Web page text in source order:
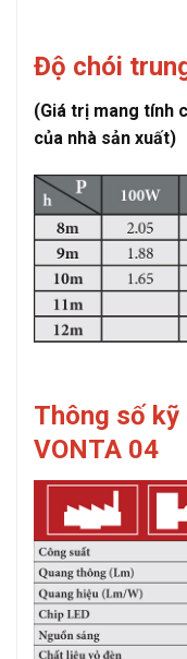
Độ chói
(Giá trị mang tính
của nhà sản xuất)
Thông số
VONTA 04